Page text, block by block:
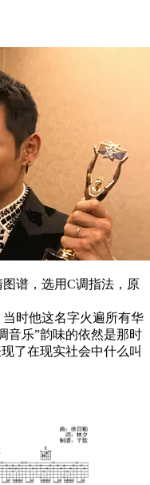
谱，选用C调指法，原
当时他这名字火遍所有华
音乐”韵味的依然是那时
了在现实社会中什么叫